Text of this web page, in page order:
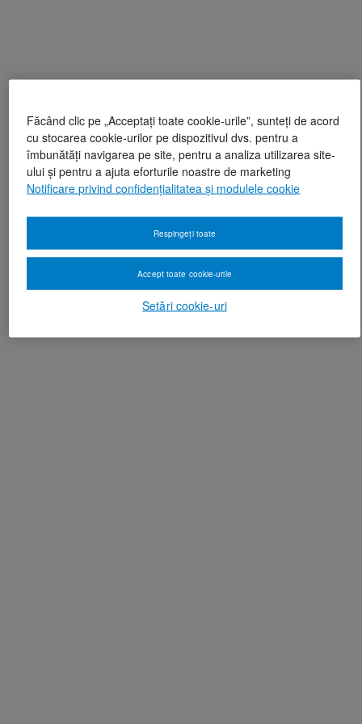
Făcând clic pe „Acceptați toate cookie-urile”, sunteți de acord
cu stocarea cookie-urilor pe dispozitivul dvs. pentru a
îmbunătăți navigarea pe site, pentru a analiza utilizarea site-
ului și pentru a ajuta eforturile noastre de marketing
Notificare privind confidențialitatea și modulele cookie
Setări cookie-uri
Respingeți toate
Accept toate cookie-urile